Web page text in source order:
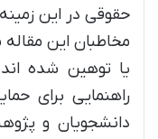
حقوقی در این
مخاطبان این
یا توهین شده
راهنمایی برای
دانشجویان و